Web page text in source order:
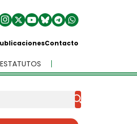
Contacto